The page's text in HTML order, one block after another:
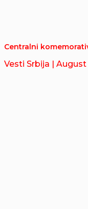
Centralni
Vesti Srbija |